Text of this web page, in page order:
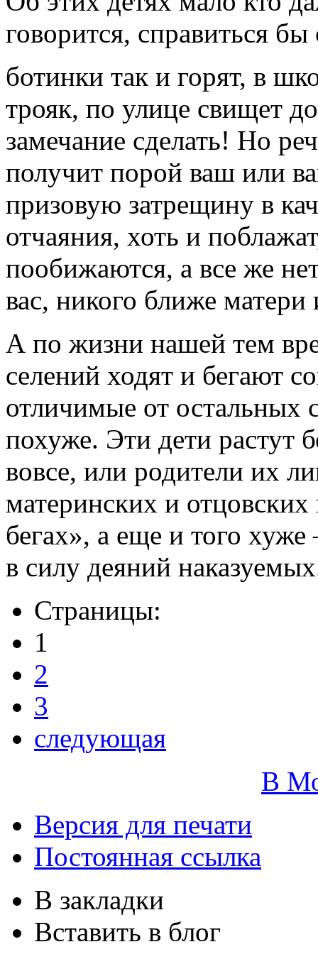
говорится, справиться
ботинки так и горят, в
трояк, по улице свищет
замечание сделать! Но
получит порой ваш или
призовую затрещину в
отчаяния, хоть и
пообижаются, а все же
вас, никого ближе матери
А по жизни нашей тем
селений ходят и бегают
отличимые от остальных
похуже. Эти дети растут
вовсе, или родители их
материнских и
бегах», а еще и того
в силу деяний
Страницы:
1
2
3
следующая
В
Версия для печати
Постоянная ссылка
В закладки
Вставить в блог